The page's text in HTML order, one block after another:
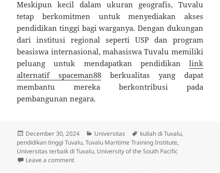
Meskipun kecil dalam ukuran geografis, Tuvalu
tetap berkomitmen untuk menyediakan akses
pendidikan tinggi bagi warganya. Dengan dukungan
dari institusi regional seperti USP dan program
beasiswa internasional, mahasiswa Tuvalu memiliki
peluang untuk mendapatkan pendidikan link
alternatif spaceman88 berkualitas yang dapat
membantu mereka berkontribusi pada
pembangunan negara.
Posted
on
December 30, 2024 Categories
Universitas Tags
kuliah di Tuvalu,
pendidikan tinggi Tuvalu,Tuvalu Maritime Training Institute,
Universitas terbaik di Tuvalu, University of the South Pacific
Leave a commenton 3 Universitas Terbaik di Tuvalu